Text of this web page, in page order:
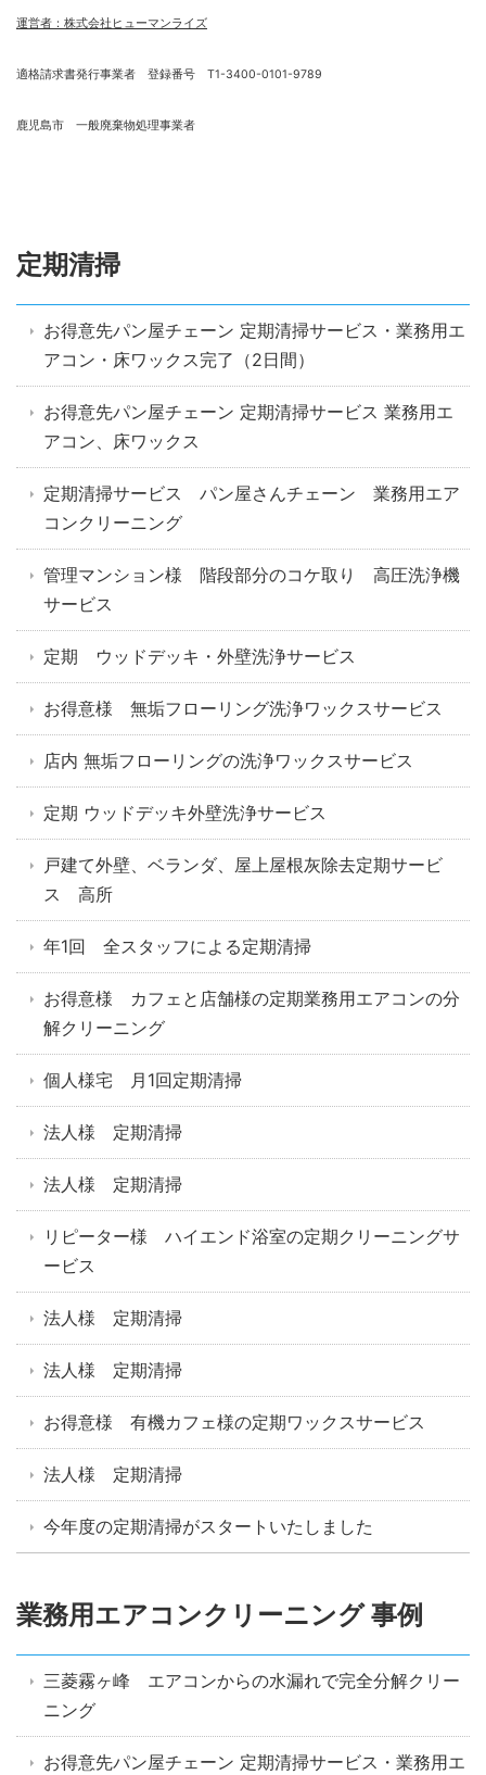
運営者：株式会社ヒューマンライズ
適格請求書発行事業者 登録番号 T1-3400-0101-9789
鹿児島市 一般廃棄物処理事業者
定期清掃
お得意先パン屋チェーン 定期清掃サービス・業務用エ
アコン・床ワックス完了（2日間）
お得意先パン屋チェーン 定期清掃サービス 業務用エ
アコン、床ワックス
定期清掃サービス パン屋さんチェーン 業務用エア
コンクリーニング
管理マンション様 階段部分のコケ取り 高圧洗浄機
サービス
定期 ウッドデッキ・外壁洗浄サービス
お得意様 無垢フローリング洗浄ワックスサービス
店内 無垢フローリングの洗浄ワックスサービス
定期 ウッドデッキ外壁洗浄サービス
戸建て外壁、ベランダ、屋上屋根灰除去定期サービ
ス 高所
年1回 全スタッフによる定期清掃
お得意様 カフェと店舗様の定期業務用エアコンの分
解クリーニング
個人様宅 月1回定期清掃
法人様 定期清掃
法人様 定期清掃
リピーター様 ハイエンド浴室の定期クリーニングサ
ービス
法人様 定期清掃
法人様 定期清掃
お得意様 有機カフェ様の定期ワックスサービス
法人様 定期清掃
今年度の定期清掃がスタートいたしました
業務用エアコンクリーニング 事例
三菱霧ヶ峰 エアコンからの水漏れで完全分解クリー
ニング
お得意先パン屋チェーン 定期清掃サービス・業務用エ